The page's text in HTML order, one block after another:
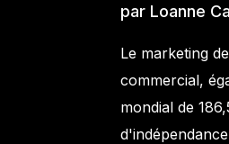
par Loanne
Le marketing
commercial,
mondial de